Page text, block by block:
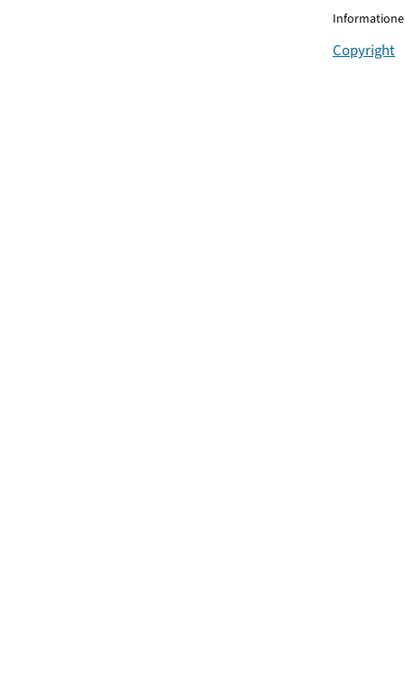
Copyright